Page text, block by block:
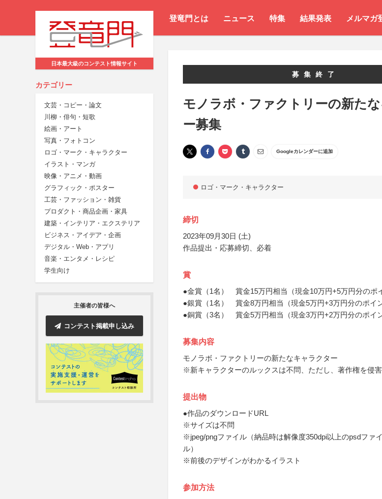
登竜門とは ニュース 特集 結果発表 メルマガ
日本最大級のコンテスト情報サイト
カテゴリー
文芸・コピー・論文
川柳・俳句・短歌
絵画・アート
写真・フォトコン
ロゴ・マーク・キャラクター
イラスト・マンガ
映像・アニメ・動画
グラフィック・ポスター
工芸・ファッション・雑貨
プロダクト・商品企画・家具
建築・インテリア・エクステリア
ビジネス・アイデア・企画
デジタル・Web・アプリ
音楽・エンタメ・レシピ
学生向け
主催者の皆様へ
コンテスト掲載申し込み
募集終了
モノラボ・ファクトリーの新た
ー募集
Googleカレンダーに追加
ロゴ・マーク・キャラクター
締切
2023年09月30日 (土)
作品提出・応募締切、必着
賞
●金賞（1名） 賞金15万円相当（現金10万円+5万円分のポ
●銀賞（1名） 賞金8万円相当（現金5万円+3万円分のポイ
●銅賞（3名） 賞金5万円相当（現金3万円+2万円分のポイ
募集内容
モノラボ・ファクトリーの新たなキャラクター
※新キャラクターのルックスは不問、ただし、著作権を侵
提出物
●作品のダウンロードURL
※サイズは不問
※jpeg/pngファイル（納品時は解像度350dpi以上のpsdファ
ル）
※前後のデザインがわかるイラスト
参加方法